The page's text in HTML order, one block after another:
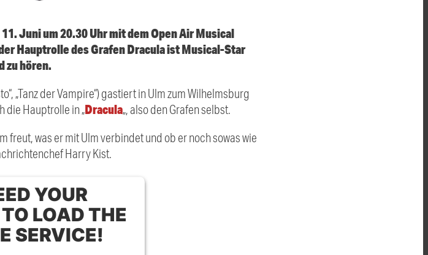
Juni um 20.30 Uhr mit dem Open Air Musical
Hauptrolle des Grafen Dracula ist Musical-Star
zu hören.
„Tanz der Vampire“) gastiert in Ulm zum Wilhelmsburg
die Hauptrolle in „Dracula„, also den Grafen selbst.
freut, was er mit Ulm verbindet und ob er noch sowas wie
Harry Kist.
YOUR
LOAD THE
SERVICE!